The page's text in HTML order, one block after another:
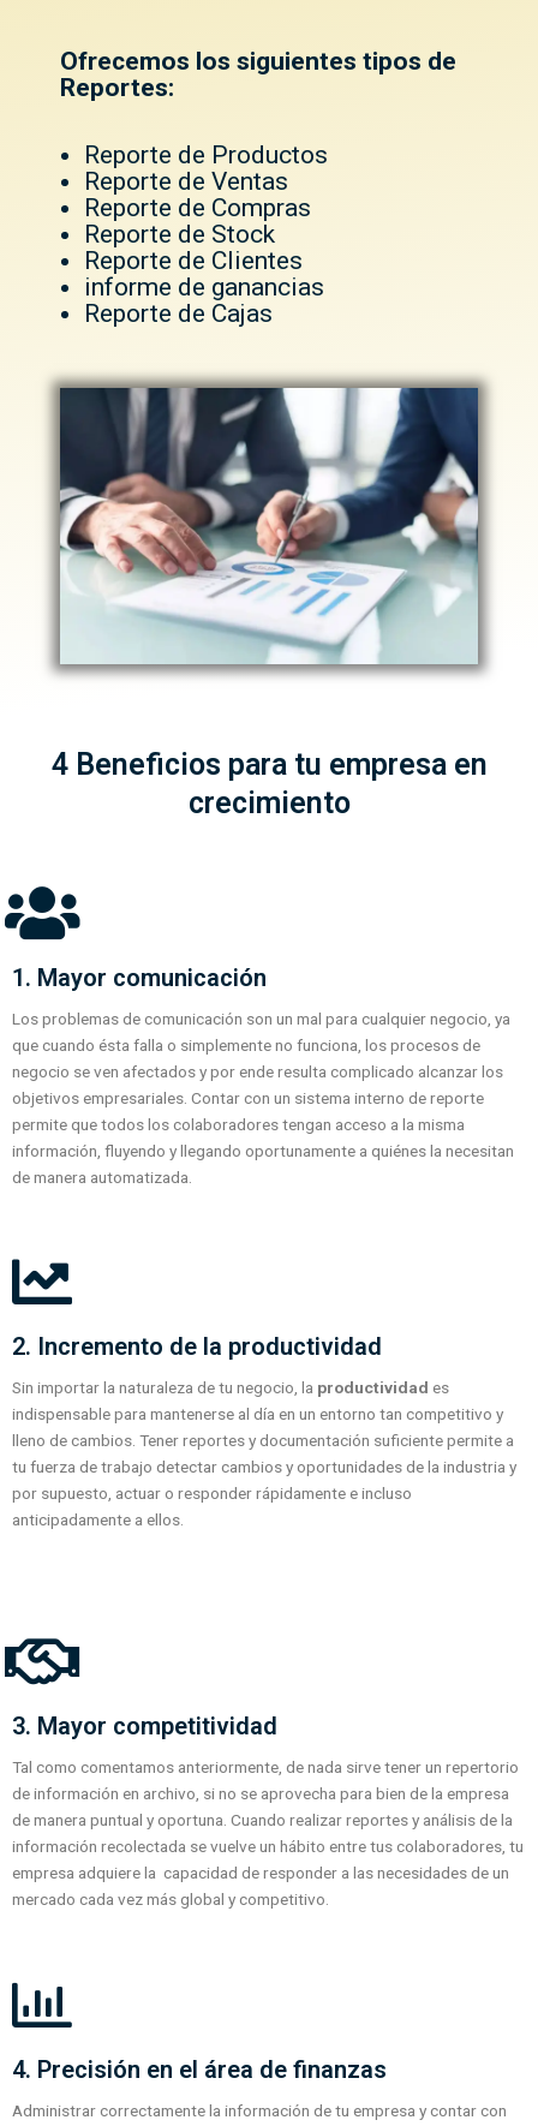
Ofrecemos los siguientes tipos de
Reportes:
Reporte de Productos
Reporte de Ventas
Reporte de Compras
Reporte de Stock
Reporte de Clientes
informe de ganancias
Reporte de Cajas
4 Beneficios para tu empresa en
crecimiento
1. Mayor comunicación
Los problemas de comunicación son un mal para cualquier negocio, ya
que cuando ésta falla o simplemente no funciona, los procesos de
negocio se ven afectados y por ende resulta complicado alcanzar los
objetivos empresariales. Contar con un sistema interno de reporte
permite que todos los colaboradores tengan acceso a la misma
información, fluyendo y llegando oportunamente a quiénes la necesitan
de manera automatizada.
2. Incremento de la productividad
Sin importar la naturaleza de tu negocio, la productividad es
indispensable para mantenerse al día en un entorno tan competitivo y
lleno de cambios. Tener reportes y documentación suficiente permite a
tu fuerza de trabajo detectar cambios y oportunidades de la industria y
por supuesto, actuar o responder rápidamente e incluso
anticipadamente a ellos.
3. Mayor competitividad
Tal como comentamos anteriormente, de nada sirve tener un repertorio
de información en archivo, si no se aprovecha para bien de la empresa
de manera puntual y oportuna. Cuando realizar reportes y análisis de la
información recolectada se vuelve un hábito entre tus colaboradores, tu
empresa adquiere la capacidad de responder a las necesidades de un
mercado cada vez más global y competitivo.
4. Precisión en el área de finanzas
Administrar correctamente la información de tu empresa y contar con